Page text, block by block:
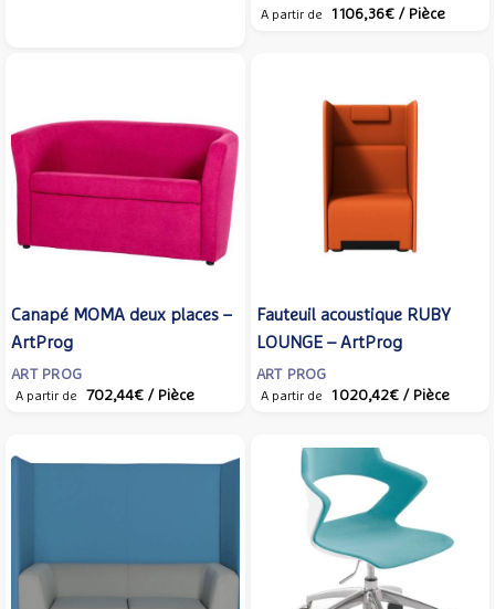
A partir de 1 106,36€ / Pièce
Canapé MOMA deux places –
ArtProg
ART PROG
A partir de 702,44€ / Pièce
Fauteuil acoustique RUBY
LOUNGE – ArtProg
ART PROG
A partir de 1 020,42€ / Pièce